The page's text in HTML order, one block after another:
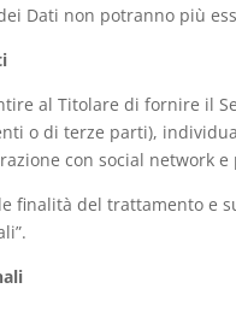
Dati non potranno più
al Titolare di fornire il
o di terze parti),
con social network e
finalità del trattamento e